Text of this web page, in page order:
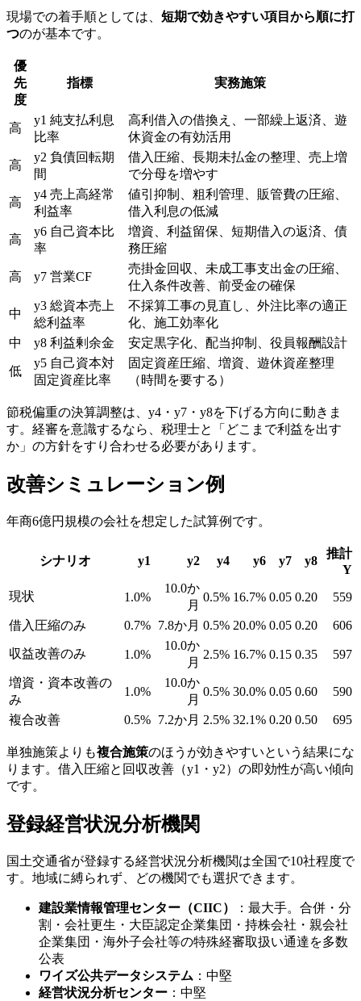
現場での着手順としては、 短期で効きやすい項目から順に打
つのが基本です。
優
先
度
指標 実務施策
高
y1 純支払利息
比率
高利借入の借換え、一部繰上返済、遊
休資金の有効活用
高
y2 負債回転期
間
借入圧縮、長期未払金の整理、売上増
で分母を増やす
高
y4 売上高経常
利益率
値引抑制、粗利管理、販管費の圧縮、
借入利息の低減
高
y6 自己資本比
率
増資、利益留保、短期借入の返済、債
務圧縮
高 y7 営業CF
売掛金回収、未成工事支出金の圧縮、
仕入条件改善、前受金の確保
中
y3 総資本売上
総利益率
不採算工事の見直し、外注比率の適正
化、施工効率化
中
y8 利益剰余金 安定黒字化、配当抑制、役員報酬設計
低
y5 自己資本対
固定資産比率
固定資産圧縮、増資、遊休資産整理
（時間を要する）
節税偏重の決算調整は、y4・y7・y8を下げる方向に動きま
す。経審を意識するなら、税理士と「どこまで利益を出す
か」の方針をすり合わせる必要があります。
改善シミュレーション例
年商6億円規模の会社を想定した試算例です。
シナリオ y1 y2 y4 y6 y7 y8
推計
Y
現状
1.0%
10.0か
月
0.5% 16.7% 0.05 0.20 559
借入圧縮のみ 0.7% 7.8か月 0.5% 20.0% 0.05 0.20 606
収益改善のみ 1.0%
10.0か
月
2.5% 16.7% 0.15 0.35 597
増資・資本改善の
み
1.0%
10.0か
月
0.5% 30.0% 0.05 0.60 590
複合改善 0.5% 7.2か月 2.5% 32.1% 0.20 0.50 695
単独施策よりも複合施策のほうが効きやすいという結果にな
ります。借入圧縮と回収改善（y1・y2）の即効性が高い傾向
です。
登録経営状況分析機関
国土交通省が登録する経営状況分析機関は全国で10社程度で
す。地域に縛られず、どの機関でも選択できます。
建設業情報管理センター（CIIC）
：最大手。合併・分
割・会社更生・大臣認定企業集団・持株会社・親会社
企業集団・海外子会社等の特殊経審取扱い通達を多数
公表
ワイズ公共データシステム ：中堅
経営状況分析センター ：中堅